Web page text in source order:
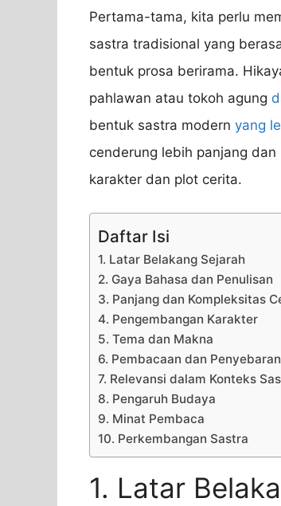
Pertama-tama, kita perlu
sastra tradisional yang
bentuk prosa berirama.
pahlawan atau tokoh agung
bentuk sastra modern yang
cenderung lebih panjang
karakter dan plot cerita.
Daftar Isi
1. Latar Belakang Sejarah
2. Gaya Bahasa dan Penulisan
3. Panjang dan Kompleksitas
4. Pengembangan Karakter
5. Tema dan Makna
6. Pembacaan dan Penyebaran
7. Relevansi dalam Konteks
8. Pengaruh Budaya
9. Minat Pembaca
10. Perkembangan Sastra
1. Latar